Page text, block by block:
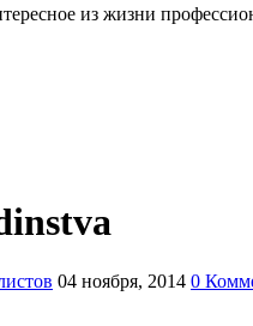
из жизни
04 ноября, 2014 0